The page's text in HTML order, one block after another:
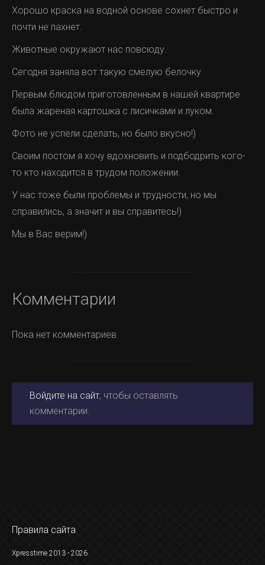
Хорошо краска на водной основе сохнет быстро и
почти не пахнет.
Животные окружают нас повсюду.
Сегодня заняла вот такую смелую белочку.
Первым блюдом приготовленным в нашей квартире
была жареная картошка с лисичками и луком.
Фото не успели сделать, но было вкусно!)
Своим постом я хочу вдохновить и подбодрить кого-
то кто находится в трудом положении.
У нас тоже были проблемы и трудности, но мы
справились, а значит и вы справитесь!)
Мы в Вас верим!)
Комментарии
Пока нет комментариев.
Войдите на сайт, чтобы оставлять
комментарии.
Правила сайта
Xpresstime 2013 - 2026